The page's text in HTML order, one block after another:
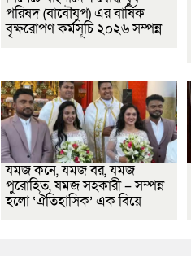
পরিষদ (বাবৌযুপ) এর বার্ষিক
বৃক্ষরোপণ কর্মসূচি ২০২৬ সম্পন্ন
যমজ কনে, যমজ বর, যমজ
পুরোহিত, যমজ সহকারী – সম্পন্ন
হলো ‘ঐতিহাসিক’ এক বিয়ে